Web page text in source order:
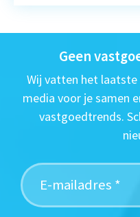
Geen
Wij vatten het
media voor je samen
vastgoedtrends.